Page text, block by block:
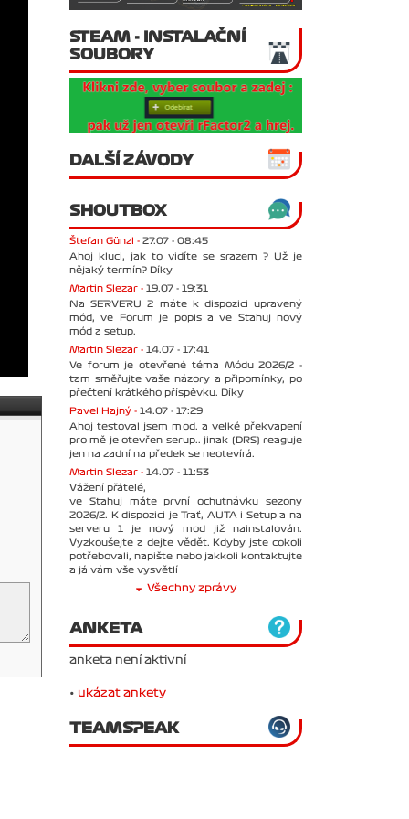
STEAM - INSTALAČNÍ
SOUBORY
DALŠÍ ZÁVODY
SHOUTBOX
Štefan Günzl - 27.07 - 08:45
Ahoj kluci, jak to vidíte se srazem ? Už je
nějaký termín? Díky
Martin Slezar - 19.07 - 19:31
Na SERVERU 2 máte k dispozici upravený
mód, ve Forum je popis a ve Stahuj nový
mód a setup.
Martin Slezar - 14.07 - 17:41
Ve forum je otevřené téma Módu 2026/2 -
tam směřujte vaše názory a připomínky, po
přečtení krátkého příspěvku. Díky
Pavel Hajný - 14.07 - 17:29
Ahoj testoval jsem mod. a velké překvapení
pro mě je otevřen serup.. jinak (DRS) reaguje
jen na zadní na předek se neotevírá.
Martin Slezar - 14.07 - 11:53
Vážení přátelé,
ve Stahuj máte první ochutnávku sezony
2026/2. K dispozici je Trať, AUTA i Setup a na
serveru 1 je nový mod již nainstalován.
Vyzkoušejte a dejte vědět. Kdyby jste cokoli
potřebovali, napište nebo jakkoli kontaktujte
a já vám vše vysvětlí
Všechny zprávy
ANKETA
anketa není aktivní
• ukázat ankety
TEAMSPEAK